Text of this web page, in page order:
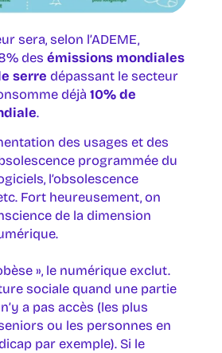
sera, selon l’ADEME,
des émissions mondiales
serre dépassant le secteur
déjà 10% de
.
des usages et des
programmée du
l’obsolescence
Fort heureusement, on
de la dimension
», le numérique exclut.
sociale quand une partie
a pas accès (les plus
ou les personnes en
par exemple). Si le